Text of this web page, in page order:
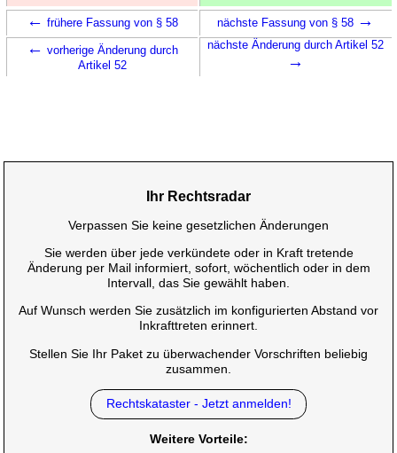
← frühere Fassung von § 58 nächste Fassung von § 58 →
← vorherige Änderung durch
Artikel 52
nächste Änderung durch Artikel 52
→
Ihr Rechtsradar
Verpassen Sie keine gesetzlichen Änderungen
Sie werden über jede verkündete oder in Kraft tretende
Änderung per Mail informiert, sofort, wöchentlich oder in dem
Intervall, das Sie gewählt haben.
Auf Wunsch werden Sie zusätzlich im konfigurierten Abstand vor
Inkrafttreten erinnert.
Stellen Sie Ihr Paket zu überwachender Vorschriften beliebig
zusammen.
Rechtskataster - Jetzt anmelden!
Weitere Vorteile: